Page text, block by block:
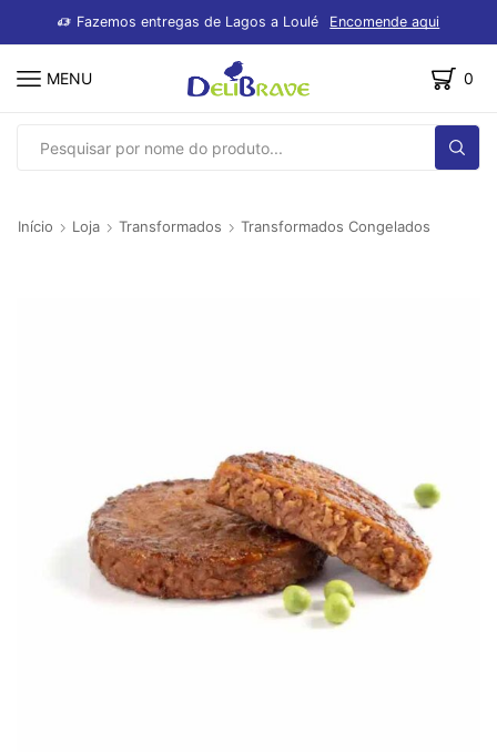
Fazemos entregas de Lagos a Loulé Encomende aqui
MENU 0
SEARCH
Início Loja Transformados Transformados Congelados